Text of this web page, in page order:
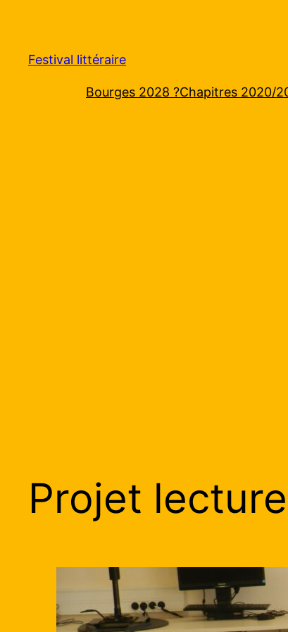
contenu
Festival littéraire
Bourges 2028 ?Chapitres 2020/
Projet